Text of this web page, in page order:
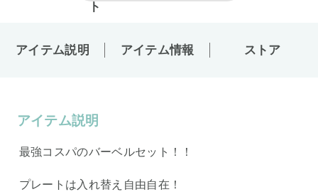
アイテム説明 アイテム情報 ストア
アイテム説明
最強コスパのバーベルセット！！
プレートは入れ替え自由自在！